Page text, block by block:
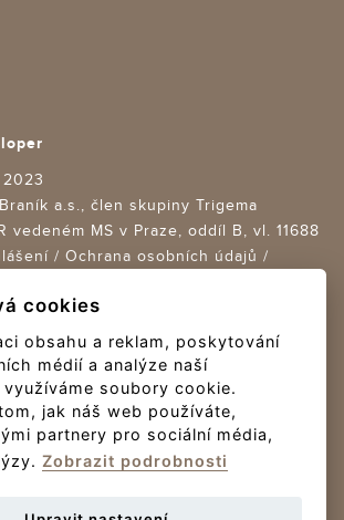
2023
a.s., člen skupiny Trigema
vedeném MS v Praze, oddíl B, vl. 11688
/ Ochrana osobních údajů /
Re-Hab / Creative boutique s.r.o.
Nux s.r.o.
poplatku jsou zajišťovány platební
cookies
obsahu a reklam, poskytování
médií a analýze naší
soubory cookie.
jak náš web používáte,
partnery pro sociální média,
Zobrazit podrobnosti